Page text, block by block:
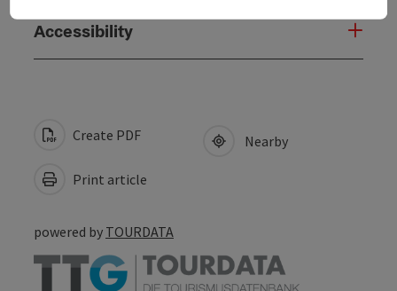
Accessibility
Create PDF
Print article
Nearby
powered by TOURDATA